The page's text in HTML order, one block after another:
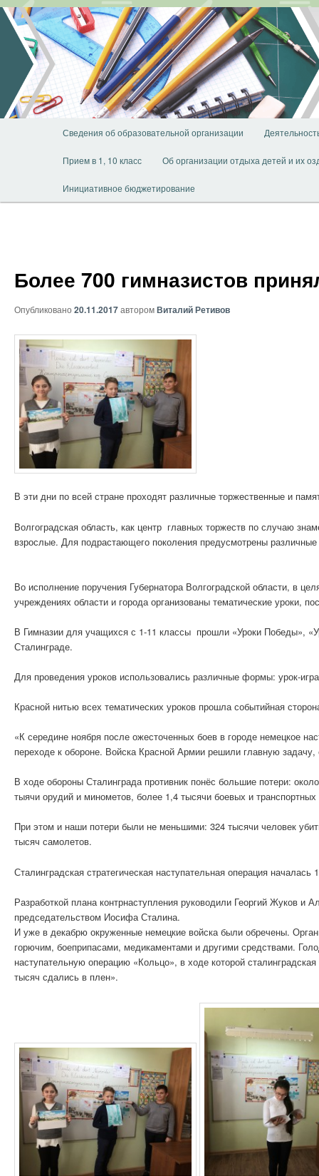
Перейти
основному
содержимому
Сведения об образовательной организации
Прием в 1, 10 класс Об организации отдыха детей и их
Инициативное бюджетирование
Более 700 гимназистов
Опубликовано 20.11.2017авторомВиталий Ретивов
В эти дни по всей стране проходят различные торжественные и
Волгоградская область, как центр главных торжеств по случаю
взрослые. Для подрастающего поколения предусмотрены различные
Во исполнение поручения Губернатора Волгоградской области, в
учреждениях области и города организованы тематические уроки,
В Гимназии для учащихся с 1-11 классы прошли «Уроки Победы»,
Сталинграде.
Для проведения уроков использовались различные формы: урок-
Красной нитью всех тематических уроков прошла событийная
«К середине ноября после ожесточенных боев в городе немецкое
переходе к обороне. Войска Красной Армии решили главную
В ходе обороны Сталинграда противник понёс большие потери:
тыячи орудий и минометов, более 1,4 тысячи боевых и
При этом и наши потери были не меньшими: 324 тысячи человек
тысяч самолетов.
Сталинградская стратегическая наступательная операция
Разработкой плана контрнаступления руководили Георгий Жуков
председательством Иосифа Сталина.
И уже в декабрю окруженные немецкие войска были обречены.
горючим, боеприпасами, медикаментами и другими средствами.
наступательную операцию «Кольцо», в ходе которой
тысяч сдались в плен».